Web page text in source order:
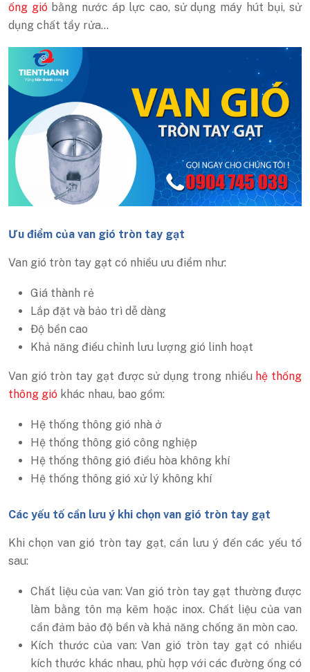
ống gióbằng nước áp lực cao, sử dụng máy hút bụi, sử
dụng chất tẩy rửa…
Ưu điểm của van gió tròn tay gạt
Van gió tròn tay gạt có nhiều ưu điểm như:
Giá thành rẻ
Lắp đặt và bảo trì dễ dàng
Độ bền cao
Khả năng điều chỉnh lưu lượng gió linh hoạt
Van gió tròn tay gạt được sử dụng trong nhiều hệ thống
thông gió khác nhau, bao gồm:
Hệ thống thông gió nhà ở
Hệ thống thông gió công nghiệp
Hệ thống thông gió điều hòa không khí
Hệ thống thông gió xử lý không khí
Các yếu tố cần lưu ý khi chọn van gió tròn tay gạt
Khi chọn van gió tròn tay gạt, cần lưu ý đến các yếu tố
sau:
Chất liệu của van: Van gió tròn tay gạt thường được
làm bằng tôn mạ kẽm hoặc inox. Chất liệu của van
cần đảm bảo độ bền và khả năng chống ăn mòn cao.
Kích thước của van: Van gió tròn tay gạt có nhiều
kích thước khác nhau, phù hợp với các đường ống có